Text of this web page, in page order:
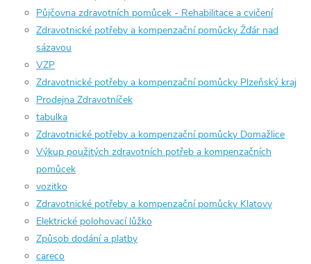
Půjčovna zdravotních pomůcek - Rehabilitace a cvičení
Zdravotnické potřeby a kompenzační pomůcky Žďár nad
sázavou
VZP
Zdravotnické potřeby a kompenzační pomůcky Plzeňský kraj
Prodejna Zdravotníček
tabulka
Zdravotnické potřeby a kompenzační pomůcky Domažlice
Výkup použitých zdravotních potřeb a kompenzačních
pomůcek
vozitko
Zdravotnické potřeby a kompenzační pomůcky Klatovy
Elektrické polohovací lůžko
Způsob dodání a platby
careco